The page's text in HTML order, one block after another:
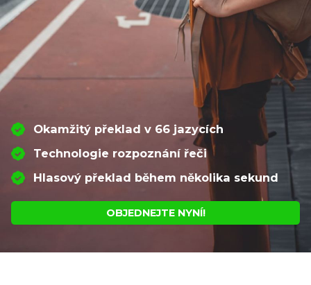
Okamžitý překlad v 66 jazycích
Technologie rozpoznání řeči
Hlasový překlad během několika sekund
OBJEDNEJTE NYNÍ!